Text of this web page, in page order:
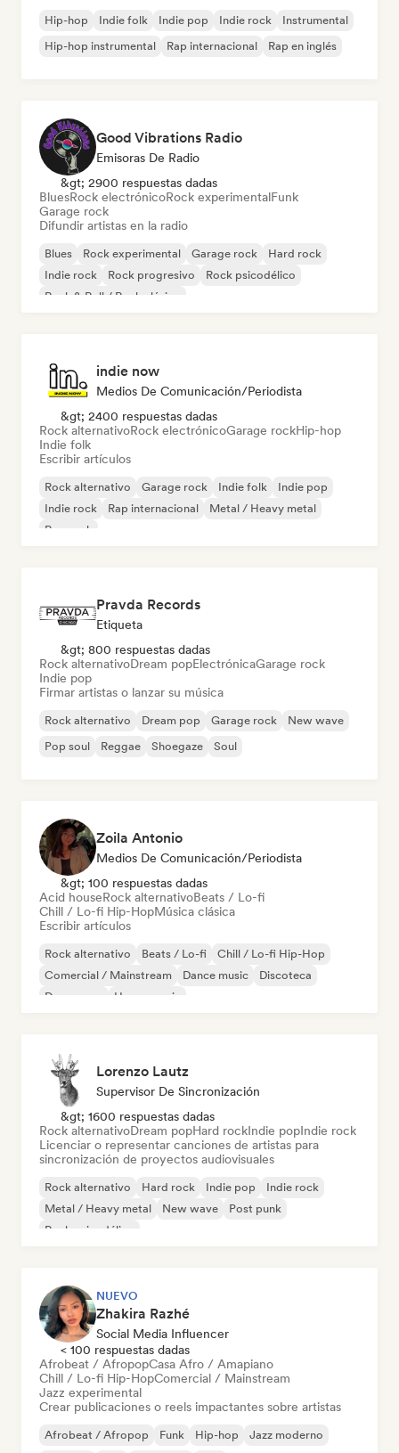
Hip-hop Indie folk Indie pop Indie rock
Instrumental
Hip-hop instrumental
Rap internacional Rap en inglés
Good Vibrations Radio
Emisoras De Radio
&gt; 2900 respuestas dadas
BluesRock electrónicoRock experimentalFunk
Garage rock
Difundir artistas en la radio
Blues Rock experimental Garage rock
Hard rock
Indie rock
Rock progresivo
Rock psicodélico
Rock & Roll / Rock clásico
indie now
Medios De Comunicación/Periodista
&gt; 2400 respuestas dadas
Rock alternativoRock electrónicoGarage rockHip-hop
Indie folk
Escribir artículos
Rock alternativo Garage rock Indie folk
Indie pop
Indie rock
Rap internacional
Metal / Heavy metal
Pop rock
Pravda Records
Etiqueta
&gt; 800 respuestas dadas
Rock alternativoDream popElectrónicaGarage rock
Indie pop
Firmar artistas o lanzar su música
Rock alternativo Dream pop Garage rock
New wave
Pop soul
Reggae Shoegaze Soul
Zoila Antonio
Medios De Comunicación/Periodista
&gt; 100 respuestas dadas
Acid houseRock alternativoBeats / Lo-fi
Chill / Lo-fi Hip-HopMúsica clásica
Escribir artículos
Rock alternativo Beats / Lo-fi
Chill / Lo-fi Hip-Hop
Comercial / Mainstream
Dance music
Discoteca
Dream pop
House music
Lorenzo Lautz
Supervisor De Sincronización
&gt; 1600 respuestas dadas
Rock alternativoDream popHard rockIndie popIndie rock
Licenciar o representar canciones de artistas para
sincronización de proyectos audiovisuales
Rock alternativo Hard rock Indie pop
Indie rock
Metal / Heavy metal
New wave
Post punk
Rock psicodélico
NUEVO
Zhakira Razhé
Social Media Influencer
< 100 respuestas dadas
Afrobeat / AfropopCasa Afro / Amapiano
Chill / Lo-fi Hip-HopComercial / Mainstream
Jazz experimental
Crear publicaciones o reels impactantes sobre artistas
Afrobeat / Afropop Funk Hip-hop Jazz moderno